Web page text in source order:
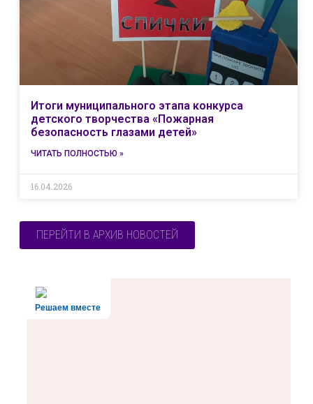
Итоги муниципального этапа конкурса
детского творчества «Пожарная
безопасность глазами детей»
ЧИТАТЬ ПОЛНОСТЬЮ »
16.04.2026
ПЕРЕЙТИ В АРХИВ НОВОСТЕЙ
Решаем вместе